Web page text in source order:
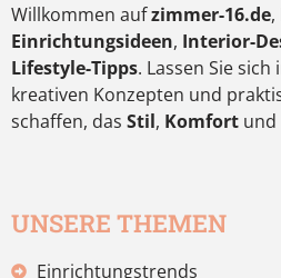
Willkommen aufzimmer-16.de
Einrichtungsideen, Interior-
Lifestyle-Tipps. Lassen Sie
kreativen Konzepten und
schaffen, das Stil, Komfort und
UNSERE THEMEN
Einrichtungstrends